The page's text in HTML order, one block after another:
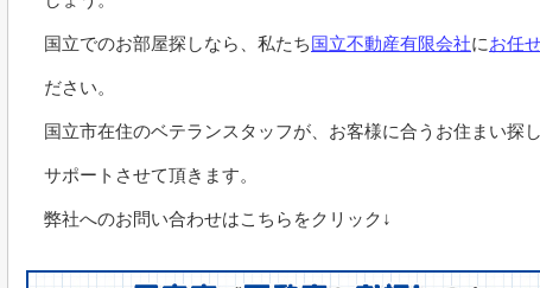
国立でのお部屋探しなら、私たち国立不動産有限会社にお任
ださい。
国立市在住のベテランスタッフが、お客様に合うお住まい探
サポートさせて頂きます。
弊社へのお問い合わせはこちらをクリック↓